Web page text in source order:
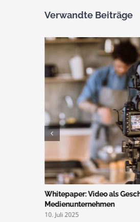
Verwandte Beiträge
Whitepaper: Video als
Medienunternehmen
10. Juli 2025